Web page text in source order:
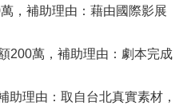
，補助理由：藉由國際影展
200萬，補助理由：劇本完成
助理由：取自台北真實素材，